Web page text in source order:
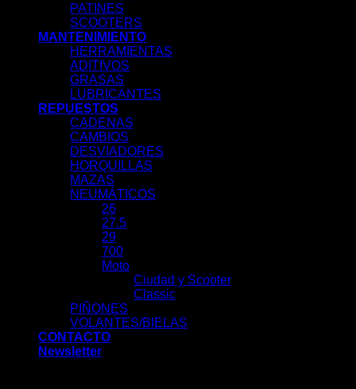
PATINES
SCOOTERS
MANTENIMIENTO
HERRAMIENTAS
ADITIVOS
GRASAS
LUBRICANTES
REPUESTOS
CADENAS
CAMBIOS
DESVIADORES
HORQUILLAS
MAZAS
NEUMÁTICOS
26
27.5
29
700
Moto
Ciudad y Scooter
Classic
PIÑONES
VOLANTES/BIELAS
CONTACTO
Newsletter